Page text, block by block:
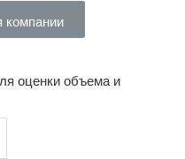
компании
оценки объема и